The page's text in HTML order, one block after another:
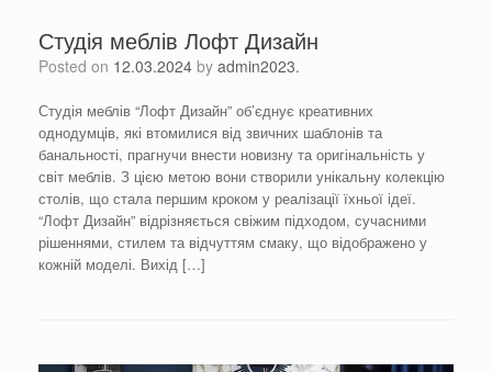
Студія меблів Лофт Дизайн
Posted on 12.03.2024 by admin2023.
Студія меблів “Лофт Дизайн” об’єднує креативних
однодумців, які втомилися від звичних шаблонів та
банальності, прагнучи внести новизну та оригінальність у
світ меблів. З цією метою вони створили унікальну колекцію
столів, що стала першим кроком у реалізації їхньої ідеї.
“Лофт Дизайн” відрізняється свіжим підходом, сучасними
рішеннями, стилем та відчуттям смаку, що відображено у
кожній моделі. Вихід […]